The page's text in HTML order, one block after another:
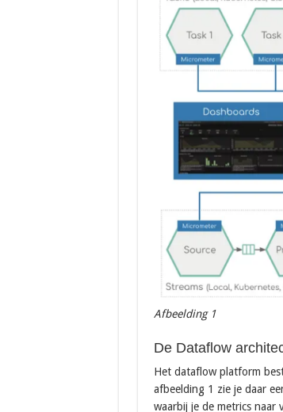
Afbeelding 1
De Dataflow
Het dataflow platform
afbeelding 1 zie je daar
waarbij je de metrics naar